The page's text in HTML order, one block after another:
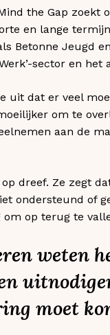
the Gap zoekt
en lange
Betonne Jeugd
sector en
uit dat er veel
om te
aan de
dreef. Ze zegt
ondersteund of
om op terug te
weten
moet